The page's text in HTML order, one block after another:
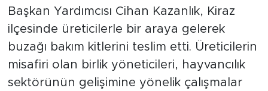
Başkan Yardımcısı Cihan Kazanlık, Kiraz
ilçesinde üreticilerle bir araya gelerek
buzağı bakım kitlerini teslim etti. Üreticilerin
misafiri olan birlik yöneticileri, hayvancılık
sektörünün gelişimine yönelik çalışmalar